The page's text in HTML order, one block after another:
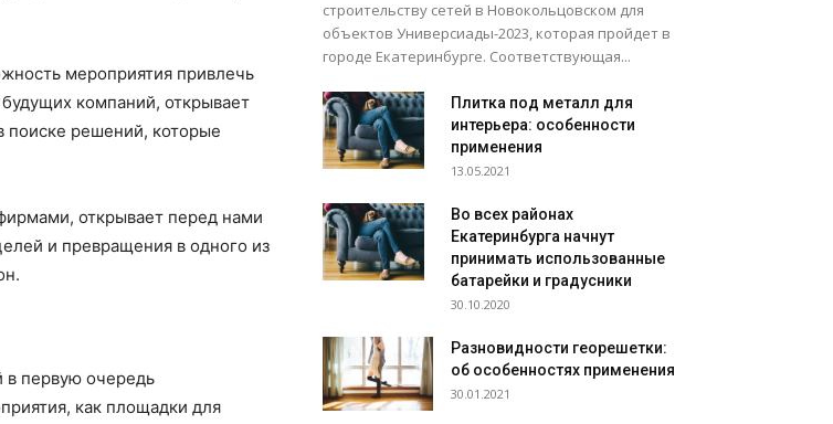
мероприятия привлечь
компаний, открывает
поиске решений, которые
открывает перед нами
и превращения в одного из
в первую очередь
как площадки для
строительству сетей в Новокольцовском для
объектов Универсиады-2023, которая пройдет в
городе Екатеринбурге. Соответствующая...
Плитка под металл для
интерьера: особенности
применения
13.05.2021
Во всех районах
Екатеринбурга начнут
принимать использованные
батарейки и градусники
30.10.2020
Разновидности георешетки:
об особенностях применения
30.01.2021